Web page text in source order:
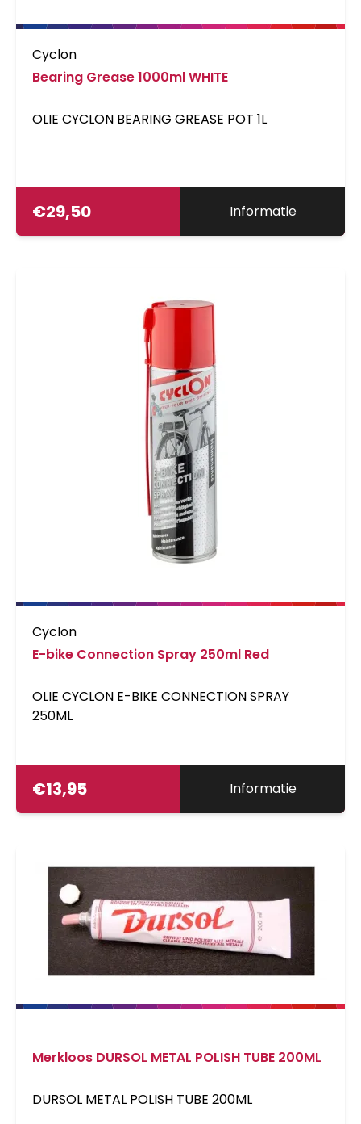
Cyclon
Bearing Grease 1000ml WHITE
OLIE CYCLON BEARING GREASE POT 1L
€29,50 Informatie
Cyclon
E-bike Connection Spray 250ml Red
OLIE CYCLON E-BIKE CONNECTION SPRAY
250ML
€13,95 Informatie
Merkloos DURSOL METAL POLISH TUBE 200ML
DURSOL METAL POLISH TUBE 200ML